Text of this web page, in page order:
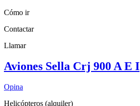
Cómo ir
Contactar
Llamar
Aviones Sella Crj 900 A E I
Opina
Helicópteros (alquiler)